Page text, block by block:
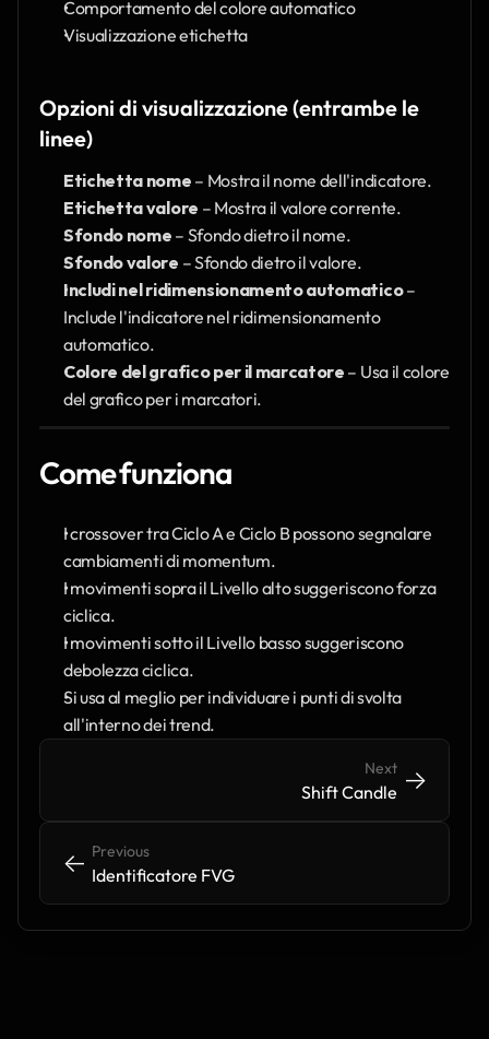
Comportamento del colore automatico
Visualizzazione etichetta
Opzioni di visualizzazione (entrambe le
linee)
Etichetta nome – Mostra il nome dell'indicatore.
Etichetta valore – Mostra il valore corrente.
Sfondo nome – Sfondo dietro il nome.
Sfondo valore – Sfondo dietro il valore.
Includi nel ridimensionamento automatico –
Include l'indicatore nel ridimensionamento
automatico.
Colore del grafico per il marcatore – Usa il colore
del grafico per i marcatori.
Come funziona
I crossover tra Ciclo A e Ciclo B possono segnalare
cambiamenti di momentum.
I movimenti sopra il Livello alto suggeriscono forza
ciclica.
I movimenti sotto il Livello basso suggeriscono
debolezza ciclica.
Si usa al meglio per individuare i punti di svolta
all'interno dei trend.
<- <-
Previous
Identificatore FVG
Next
Shift Candle
-> ->